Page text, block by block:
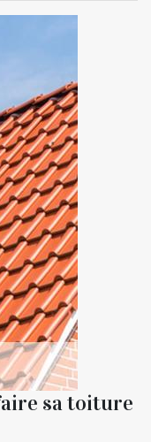
sa toiture